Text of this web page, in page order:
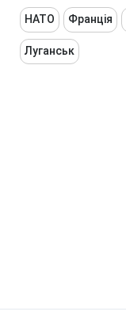
НАТО Франція
Луганськ